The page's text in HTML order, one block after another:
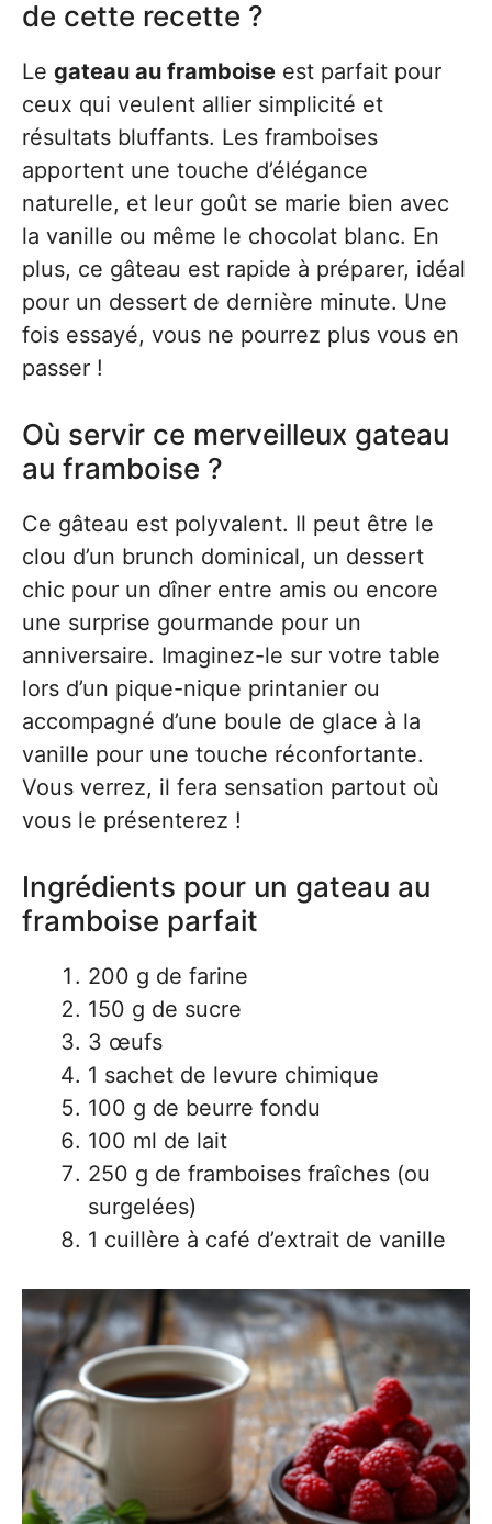
de cette recette ?
Le gateau au framboise est parfait pour
ceux qui veulent allier simplicité et
résultats bluffants. Les framboises
apportent une touche d’élégance
naturelle, et leur goût se marie bien avec
la vanille ou même le chocolat blanc. En
plus, ce gâteau est rapide à préparer, idéal
pour un dessert de dernière minute. Une
fois essayé, vous ne pourrez plus vous en
passer !
Où servir ce merveilleux gateau
au framboise ?
Ce gâteau est polyvalent. Il peut être le
clou d’un brunch dominical, un dessert
chic pour un dîner entre amis ou encore
une surprise gourmande pour un
anniversaire. Imaginez-le sur votre table
lors d’un pique-nique printanier ou
accompagné d’une boule de glace à la
vanille pour une touche réconfortante.
Vous verrez, il fera sensation partout où
vous le présenterez !
Ingrédients pour un gateau au
framboise parfait
200 g de farine
150 g de sucre
3 œufs
1 sachet de levure chimique
100 g de beurre fondu
100 ml de lait
250 g de framboises fraîches (ou
surgelées)
1 cuillère à café d’extrait de vanille